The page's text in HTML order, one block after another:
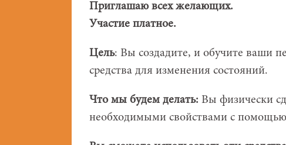
Приглашаю всех желающих.
Участие платное.
Цель: Вы создадите, и обучите ваши
средства для изменения состояний.
Что мы будем делать: Вы физически
необходимыми свойствами с